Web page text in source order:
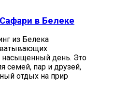
в Белеке
из Белека
насыщенный день. Это
семей, пар и друзей,
отдых на прир